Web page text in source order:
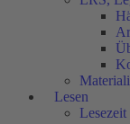
Lesen
Lesezeit